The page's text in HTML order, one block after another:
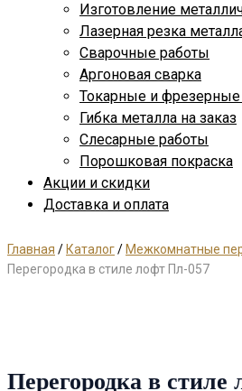
Изготовление
Лазерная резка
Сварочные работы
Аргоновая сварка
Токарные и
Гибка металла на заказ
Слесарные работы
Порошковая покраска
Акции и скидки
Доставка и оплата
Главная / Каталог/ Межкомнатные
Перегородка в стиле лофт Пл-057
Перегородка в